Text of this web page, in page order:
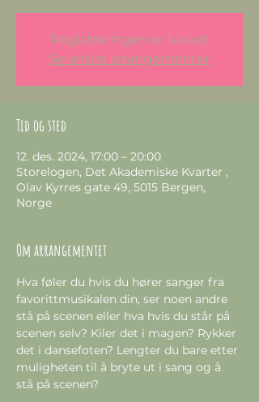
Registreringen er lukket
Se andre arrangementer
Tid og sted
12. des. 2024, 17:00 – 20:00
Storelogen, Det Akademiske Kvarter ,
Olav Kyrres gate 49, 5015 Bergen,
Norge
Om arrangementet
Hva føler du hvis du hører sanger fra
favorittmusikalen din, ser noen andre
stå på scenen eller hva hvis du står på
scenen selv? Kiler det i magen? Rykker
det i dansefoten? Lengter du bare etter
muligheten til å bryte ut i sang og å